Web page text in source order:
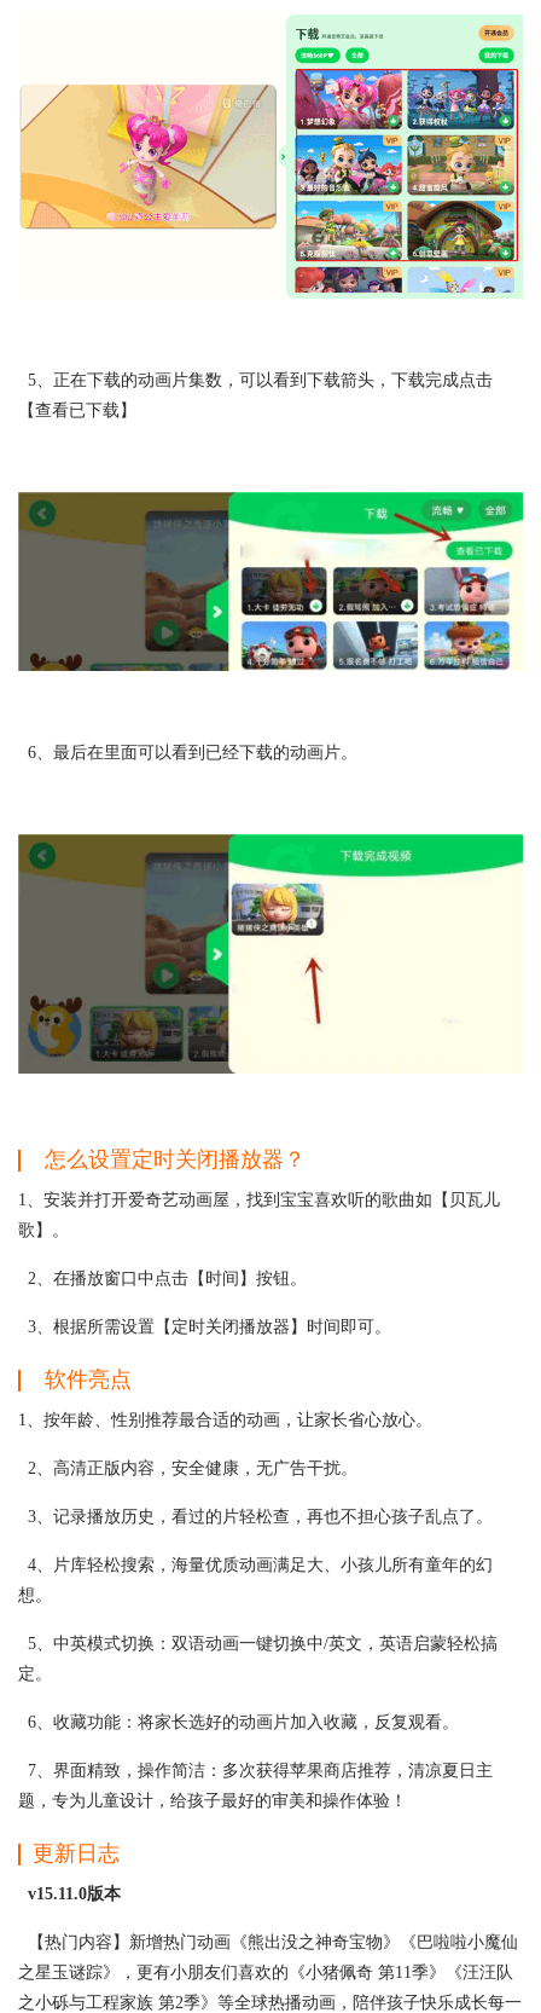
5、正在下载的动画片集数，可以看到下载箭头，下载完成点击
【查看已下载】
6、最后在里面可以看到已经下载的动画片。
怎么设置定时关闭播放器？
1、安装并打开爱奇艺动画屋，找到宝宝喜欢听的歌曲如【贝瓦儿
歌】。
2、在播放窗口中点击【时间】按钮。
3、根据所需设置【定时关闭播放器】时间即可。
软件亮点
1、按年龄、性别推荐最合适的动画，让家长省心放心。
2、高清正版内容，安全健康，无广告干扰。
3、记录播放历史，看过的片轻松查，再也不担心孩子乱点了。
4、片库轻松搜索，海量优质动画满足大、小孩儿所有童年的幻
想。
5、中英模式切换：双语动画一键切换中/英文，英语启蒙轻松搞
定。
6、收藏功能：将家长选好的动画片加入收藏，反复观看。
7、界面精致，操作简洁：多次获得苹果商店推荐，清凉夏日主
题，专为儿童设计，给孩子最好的审美和操作体验！
更新日志
v15.11.0版本
【热门内容】新增热门动画《熊出没之神奇宝物》《巴啦啦小魔仙
之星玉谜踪》，更有小朋友们喜欢的《小猪佩奇 第11季》《汪汪队
之小砾与工程家族 第2季》等全球热播动画，陪伴孩子快乐成长每一